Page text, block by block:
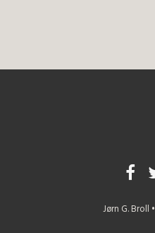
Jørn G. Broll •